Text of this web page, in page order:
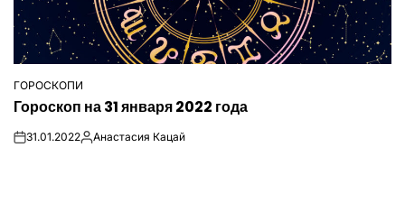
ОПУБЛІКУВАТИ
ГОРОСКОПИ
Гороскоп на 31 января 2022 года
on31.01.2022Опубліковано
Анастасия Кацай